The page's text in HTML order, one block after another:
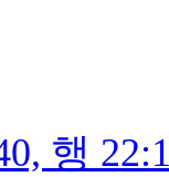
행